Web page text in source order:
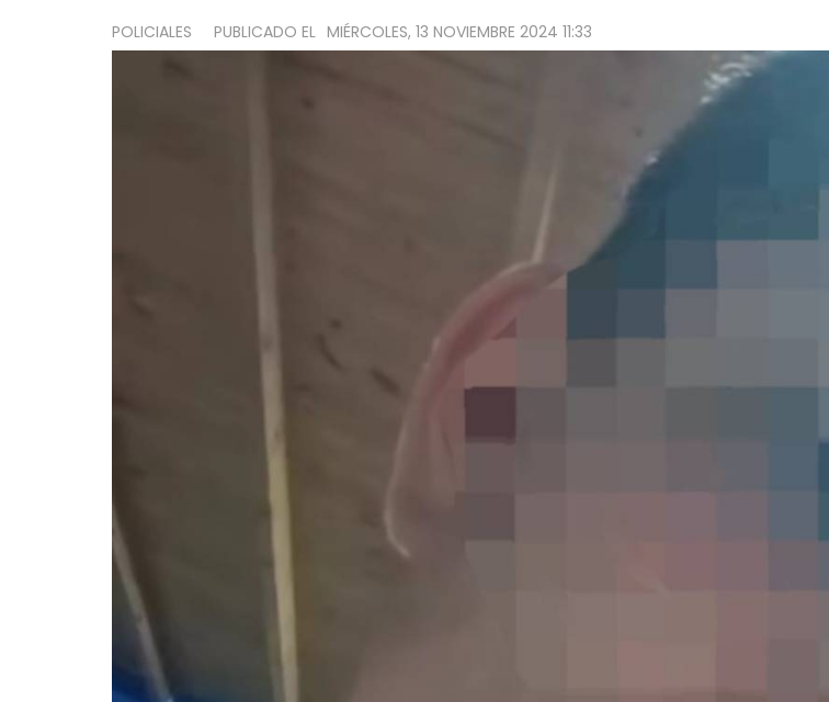
POLICIALES PUBLICADO EL MIÉRCOLES, 13 NOVIEMBRE 2024 11:33